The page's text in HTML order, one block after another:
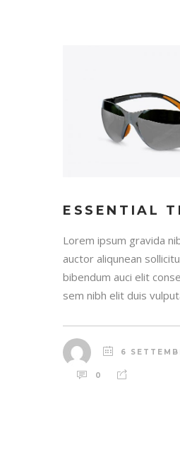
ESSENTIAL
Lorem ipsum gravida
auctor aliqunean
bibendum auci elit
sem nibh elit duis
6
0